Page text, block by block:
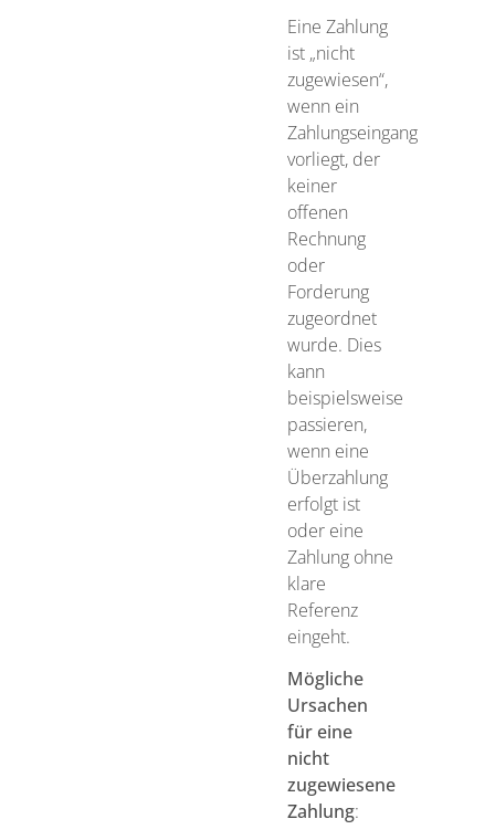
Eine Zahlung
ist „nicht
zugewiesen“,
wenn ein
Zahlungseingang
vorliegt, der
keiner
offenen
Rechnung
oder
Forderung
zugeordnet
wurde. Dies
kann
beispielsweise
passieren,
wenn eine
Überzahlung
erfolgt ist
oder eine
Zahlung ohne
klare
Referenz
eingeht.
Mögliche
Ursachen
für eine
nicht
zugewiesene
Zahlung: